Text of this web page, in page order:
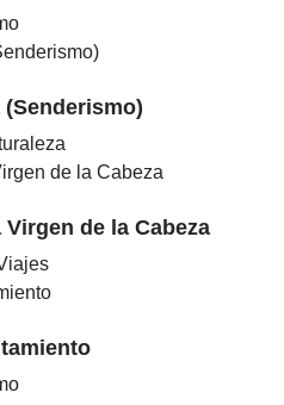
de la Cabeza